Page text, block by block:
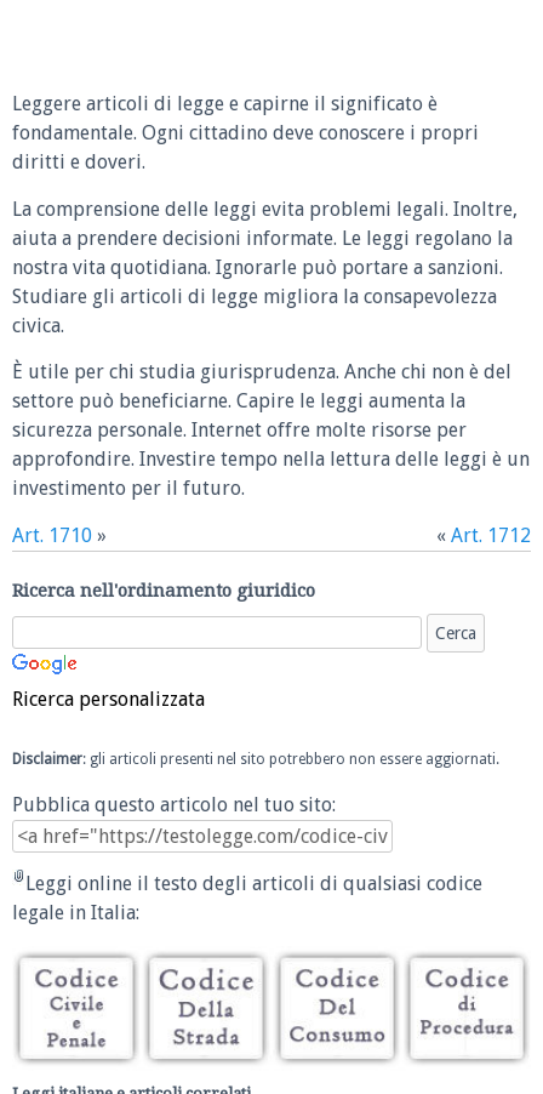
Leggere articoli di legge e capirne il significato è
fondamentale. Ogni cittadino deve conoscere i propri
diritti e doveri.
La comprensione delle leggi evita problemi legali. Inoltre,
aiuta a prendere decisioni informate. Le leggi regolano la
nostra vita quotidiana. Ignorarle può portare a sanzioni.
Studiare gli articoli di legge migliora la consapevolezza
civica.
È utile per chi studia giurisprudenza. Anche chi non è del
settore può beneficiarne. Capire le leggi aumenta la
sicurezza personale. Internet offre molte risorse per
approfondire. Investire tempo nella lettura delle leggi è un
investimento per il futuro.
Art. 1710 » « Art. 1712
Ricerca nell'ordinamento giuridico
Ricerca personalizzata
Disclaimer: gli articoli presenti nel sito potrebbero non essere aggiornati.
Pubblica questo articolo nel tuo sito:
Leggi online il testo degli articoli di qualsiasi codice
legale in Italia: